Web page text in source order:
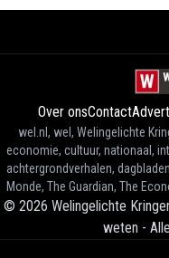
Over onsContact
wel.nl, wel, Welingelichte
economie, cultuur, nationaal,
achtergrondverhalen,
Monde, The Guardian, The
© 2026 Welingelichte
weten -